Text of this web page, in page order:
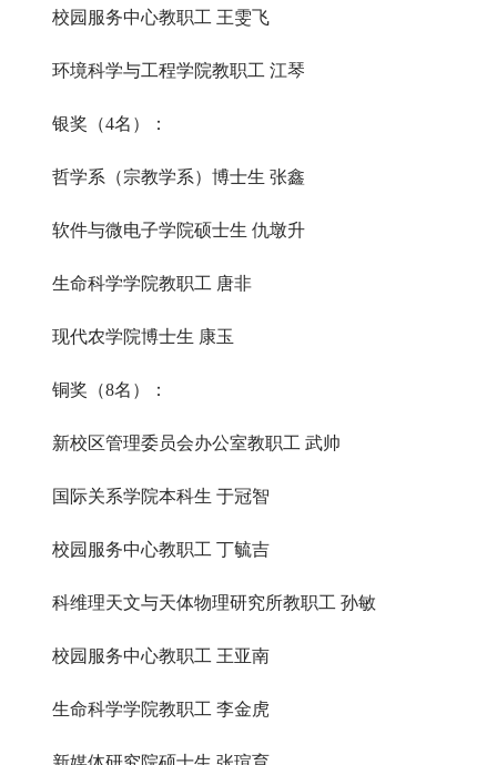
校园服务中心教职工 王雯飞
环境科学与工程学院教职工 江琴
银奖（4名）：
哲学系（宗教学系）博士生 张鑫
软件与微电子学院硕士生 仇墩升
生命科学学院教职工 唐非
现代农学院博士生 康玉
铜奖（8名）：
新校区管理委员会办公室教职工 武帅
国际关系学院本科生 于冠智
校园服务中心教职工 丁毓吉
科维理天文与天体物理研究所教职工 孙敏
校园服务中心教职工 王亚南
生命科学学院教职工 李金虎